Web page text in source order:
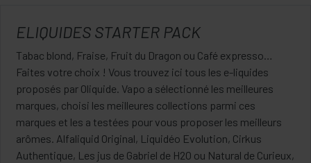
ELIQUIDES STARTER PACK
Tabac blond, Fraise, Fruit du Dragon ou Café expresso…
Faites votre choix ! Vous trouvez ici tous les e-liquides
proposés par Oliquide. Vapo a sélectionné les meilleures
marques, choisi les meilleures collections parmi ces
marques et les a testées pour vous proposer les meilleurs
arômes. Alfaliquid Original, Liquidéo Evolution, Cirkus
Authentique, Les jus de Gabriel de H2O ou Natural de Curieux,